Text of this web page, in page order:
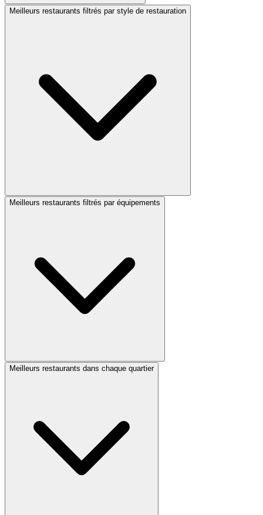
Meilleurs restaurants filtrés par style de restauration
Meilleurs restaurants filtrés par équipements
Meilleurs restaurants dans chaque quartier